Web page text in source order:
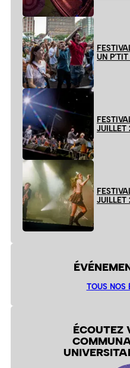
UN
JUILLET
JUILLET
TOUS NOS
ÉCOUTEZ